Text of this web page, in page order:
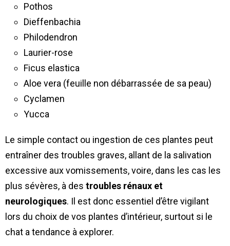
Pothos
Dieffenbachia
Philodendron
Laurier-rose
Ficus elastica
Aloe vera (feuille non débarrassée de sa peau)
Cyclamen
Yucca
Le simple contact ou ingestion de ces plantes peut
entraîner des troubles graves, allant de la salivation
excessive aux vomissements, voire, dans les cas les
plus sévères, à des troubles rénaux et
neurologiques. Il est donc essentiel d’être vigilant
lors du choix de vos plantes d’intérieur, surtout si le
chat a tendance à explorer.